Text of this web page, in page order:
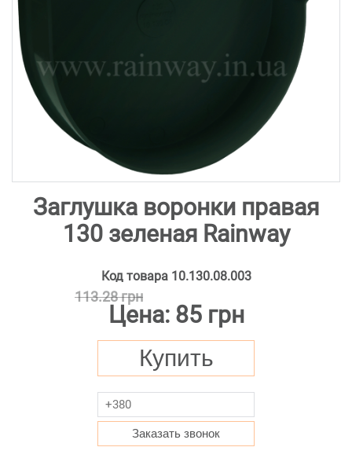
Заглушка воронки правая
130 зеленая Rainway
Код товара 10.130.08.003
Цена:
113.28 грн
85 грн
Купить
Заказать звонок